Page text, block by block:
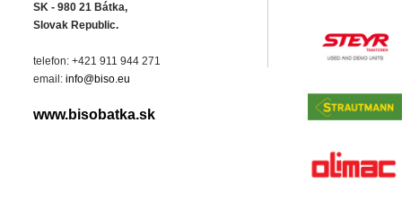
SK - 980 21 Bátka,
Slovak Republic.
telefon: +421 911 944 271
email: info@biso.eu
www.bisobatka.sk